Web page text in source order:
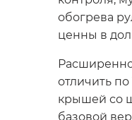
обогрева
ценны в
отличить
крышей со
базовой